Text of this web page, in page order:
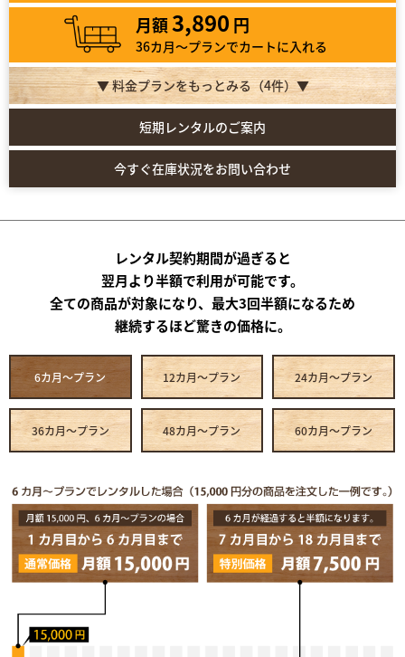
月額3,890 円
36カ月～プランでカートに入れる
▼ 料金プランをもっとみる（4件）▼
短期レンタルのご案内
今すぐ在庫状況をお問い合わせ
レンタル契約期間が過ぎると
翌月より半額で利用が可能です。
全ての商品が対象になり、最大3回半額になるため
継続するほど驚きの価格に。
6カ月～プラン 12カ月～プラン 24カ月～プラン
36カ月～プラン 48カ月～プラン 60カ月～プラン